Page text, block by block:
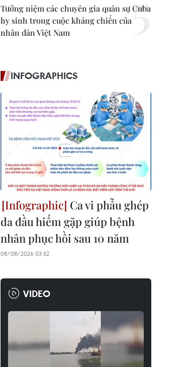
Tưởng niệm các chuyên gia quân sự Cuba
hy sinh trong cuộc kháng chiến của
nhân dân Việt Nam
INFOGRAPHICS
Ca vi phẫu ghép
da đầu hiếm gặp giúp bệnh
nhân phục hồi sau 10 năm
08/08/2026 03:52
VIDEO